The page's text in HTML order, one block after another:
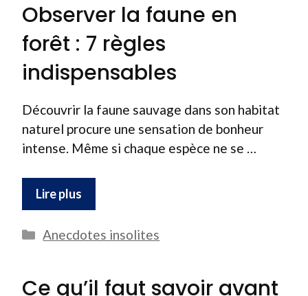
Observer la faune en
forêt : 7 règles
indispensables
Découvrir la faune sauvage dans son habitat
naturel procure une sensation de bonheur
intense. Même si chaque espèce ne se …
Lire plus
Catégories
Anecdotes insolites
Ce qu’il faut savoir avant